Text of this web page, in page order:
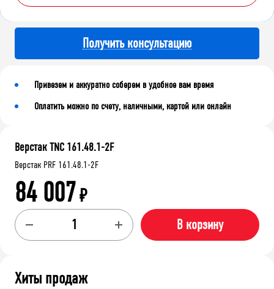
Получить консультацию
Привезем и аккуратно соберем в удобное вам время
Оплатить можно по счету, наличными, картой или онлайн
Верстак TNC 161.48.1-2F
Верстак PRF 161.48.1-2F
84 007₽
В корзину
Хиты продаж